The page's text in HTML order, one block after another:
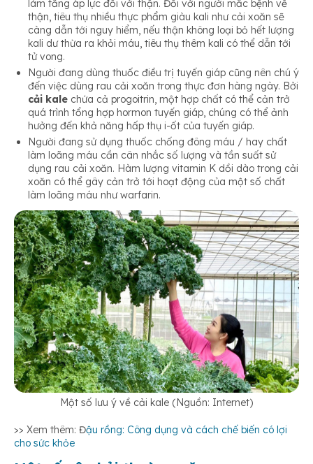
làm tăng áp lực đối với thận. Đối với người mắc bệnh về
thận, tiêu thụ nhiều thực phẩm giàu kali như cải xoăn sẽ
càng dẫn tới nguy hiểm, nếu thận không loại bỏ hết lượng
kali dư thừa ra khỏi máu, tiêu thụ thêm kali có thể dẫn tới
tử vong.
Người đang dùng thuốc điều trị tuyến giáp cũng nên chú ý
đến việc dùng rau cải xoăn trong thực đơn hàng ngày. Bởi
cải kale chứa cả progoitrin, một hợp chất có thể cản trở
quá trình tổng hợp hormon tuyến giáp, chúng có thể ảnh
hưởng đến khả năng hấp thụ i-ốt của tuyến giáp.
Người đang sử dụng thuốc chống đông máu / hay chất
làm loãng máu cần cân nhắc số lượng và tần suất sử
dụng rau cải xoăn. Hàm lượng vitamin K dồi dào trong cải
xoăn có thể gây cản trở tới hoạt động của một số chất
làm loãng máu như warfarin.
Một số lưu ý về cải kale (Nguồn: Internet)
>> Xem thêm: Đậu rồng: Công dụng và cách chế biến có lợi
cho sức khỏe